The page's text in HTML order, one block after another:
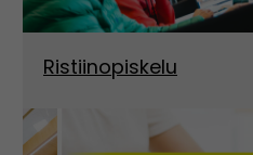
Ristiinopiskelu